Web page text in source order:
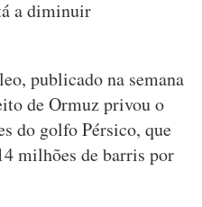
a diminuir
publicado na semana
de Ormuz privou o
do golfo Pérsico, que
milhões de barris por